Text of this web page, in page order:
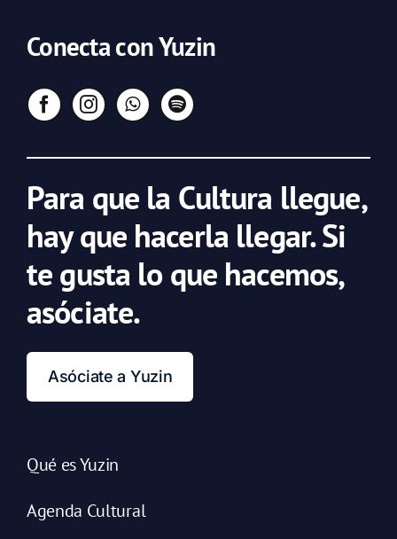
Conecta con Yuzin
Para que la Cultura llegue,
hay que hacerla llegar. Si
te gusta lo que hacemos,
asóciate.
Asóciate a Yuzin
Qué es Yuzin
Agenda Cultural